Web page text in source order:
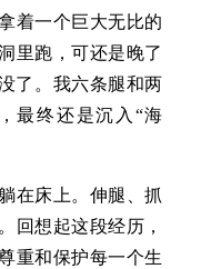
着一个巨大无比的
里跑，可还是晚了
了。我六条腿和两
最终还是沉入“海
在床上。伸腿、抓
回想起这段经历，
重和保护每一个生